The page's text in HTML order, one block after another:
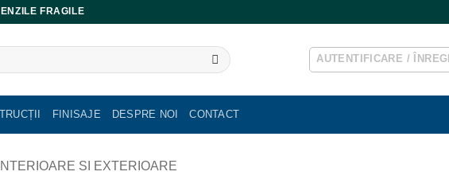
FRAGILE
AUTENTIFICARE /
FINISAJE DESPRE NOI CONTACT
SI EXTERIOARE